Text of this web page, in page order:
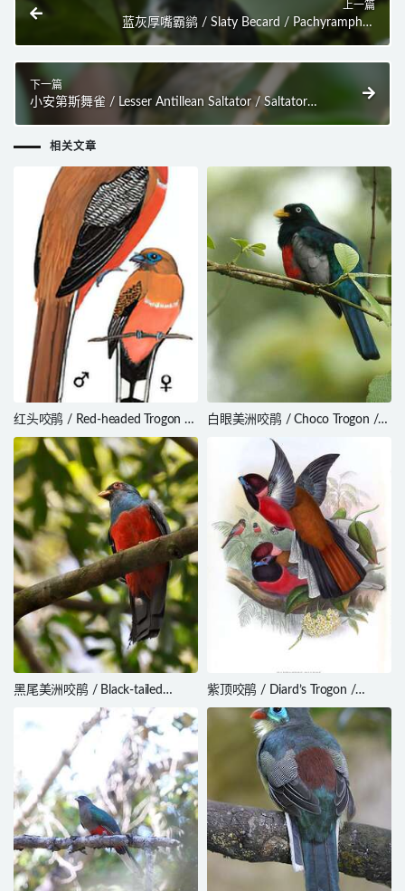
上一篇
蓝灰厚嘴霸鹟 / Slaty Becard / Pachyramphus
spodiurus
下一篇
小安第斯舞雀 / Lesser Antillean Saltator / Saltator
相关文章
红头咬鹃 / Red-headed Trogon /
Harpactes erythrocephalus
白眼美洲咬鹃 / Choco Trogon /
Trogon comptus
黑尾美洲咬鹃 / Black-tailed
Trogon / Trogon melanurus
紫顶咬鹃 / Diard’s Trogon /
Harpactes diardii